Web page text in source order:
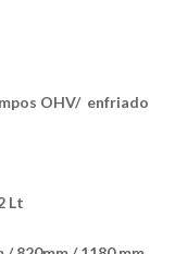
OHV/ enfriado
Lt